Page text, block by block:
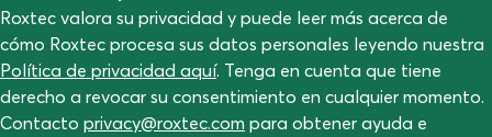
Roxtec valora su privacidad y puede leer más acerca de
cómo Roxtec procesa sus datos personales leyendo nuestra
Política de privacidad aquí. Tenga en cuenta que tiene
derecho a revocar su consentimiento en cualquier momento.
Contacto privacy@roxtec.com para obtener ayuda e